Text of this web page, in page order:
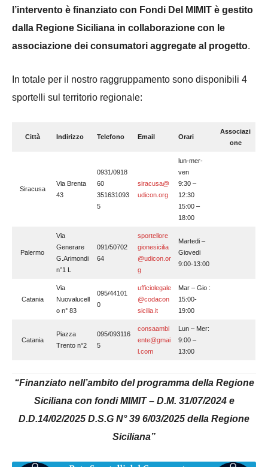
l’intervento è finanziato con Fondi Del MIMIT è gestito
dalla Regione Siciliana in collaborazione con le
associazione dei consumatori aggregate al progetto.
In totale per il nostro raggruppamento sono disponibili 4
sportelli sul territorio regionale:
Città Indirizzo Telefono Email Orari
Associazi
one
Siracusa
Via Brenta
43
0931/0918
60
351631093
5
siracusa@
udicon.org
lun-mer-
ven
9:30 –
12:30
15:00 –
18:00
Palermo
Via
Generare
G.Arimondi
n°1 L
091/50702
64
sportellore
gionesicilia
@udicon.or
g
Martedi –
Giovedi
9:00-13:00
Catania
Via
Nuovalucell
o n° 83
095/44101
0
ufficiolegale
@codacon
sicilia.it
Mar – Gio :
15:00-
19:00
Catania
Piazza
Trento n°2
095/093116
5
consaambi
ente@gmai
l.com
Lun – Mer:
9:00 –
13:00
“Finanziato nell’ambito del programma della Regione
Siciliana con fondi MIMIT – D.M. 31/07/2024 e
D.D.14/02/2025 D.S.G N° 39 6/03/2025 della Regione
Siciliana”